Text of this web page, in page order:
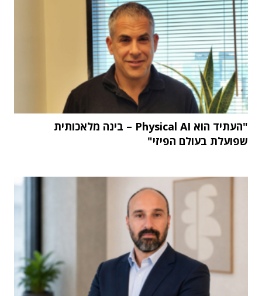
"העתיד הוא Physical AI – בינה מלאכותית
שפועלת בעולם הפיזי"